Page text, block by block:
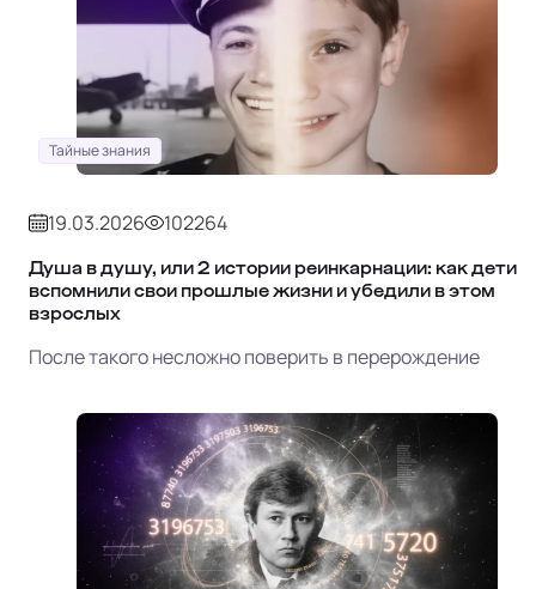
Тайные знания
19.03.2026 102264
Душа в душу, или 2 истории реинкарнации: как дети
вспомнили свои прошлые жизни и убедили в этом
взрослых
После такого несложно поверить в перерождение